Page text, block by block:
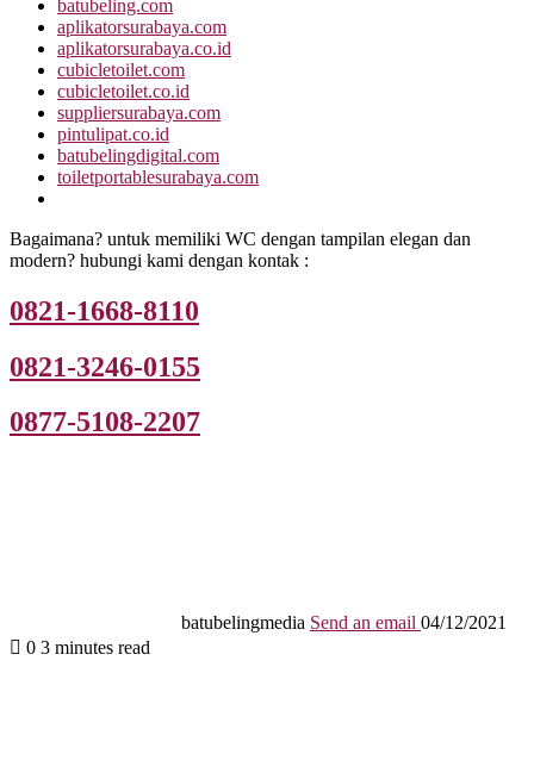
batubeling.com
aplikatorsurabaya.com
aplikatorsurabaya.co.id
cubicletoilet.com
cubicletoilet.co.id
suppliersurabaya.com
pintulipat.co.id
batubelingdigital.com
toiletportablesurabaya.com
Bagaimana? untuk memiliki WC dengan tampilan elegan dan
modern? hubungi kami dengan kontak :
0821-1668-8110
0821-3246-0155
0877-5108-2207
batubelingmedia Send an email 04/12/2021
0 3 minutes read